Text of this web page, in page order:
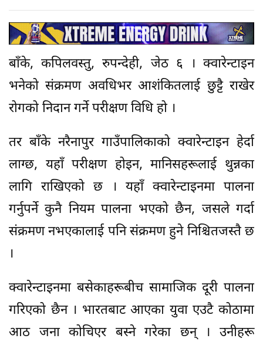
बाँके, कपिलवस्तु, रुपन्देही, जेठ ६ । क्वारेन्टाइन
भनेको संक्रमण अवधिभर आशंकितलाई छुट्टै राखेर
रोगको निदान गर्ने परीक्षण विधि हो ।
तर बाँके नरैनापुर गाउँपालिकाको क्वारेन्टाइन हेर्दा
लाग्छ, यहाँ परीक्षण होइन, मानिसहरूलाई थुन्नका
लागि राखिएको छ । यहाँ क्वारेन्टाइनमा पालना
गर्नुपर्ने कुनै नियम पालना भएको छैन, जसले गर्दा
संक्रमण नभएकालाई पनि संक्रमण हुने निश्चितजस्तै छ
।
क्वारेन्टाइनमा बसेकाहरूबीच सामाजिक दूरी पालना
गरिएको छैन । भारतबाट आएका युवा एउटै कोठामा
आठ जना कोचिएर बस्ने गरेका छन् । उनीहरू